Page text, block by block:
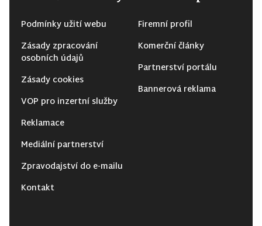
Podmínky užití webu
Zásady zpracování
osobních údajů
Zásady cookies
VOP pro inzertní služby
Reklamace
Mediální partnerství
Zpravodajství do e-mailu
Kontakt
Firemní profil
Komerční články
Partnerství portálu
Bannerová reklama